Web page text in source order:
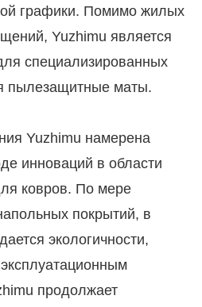
графики. Помимо жилых
Yuzhimu является
специализированных
пылезащитные маты.
Yuzhimu намерена
инноваций в области
ковров. По мере
покрытий, в
экологичности,
продолжает